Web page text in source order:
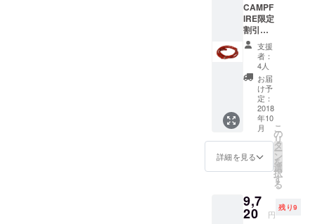
CAMPF
IRE限定
割引
25％OF
F 栃木
レザー
本革カ
メラ
ネック
スト
ラップ
８本丸
編み平
編み
【送料
無料】
支援
者：
4人
お届
け予
定：
2018
年10
月
詳細を見る
こ
の
リ
タ
ー
ン
を
選
択
す
る
9,7
20 円
残り9